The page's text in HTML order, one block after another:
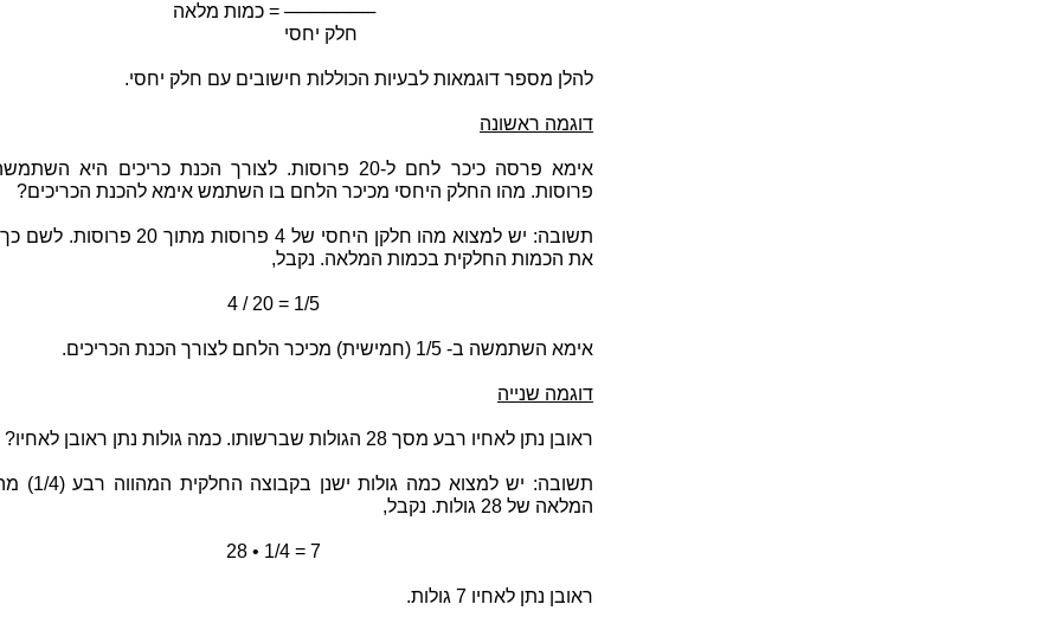
─────── = כמות מלאה
חלק יחסי
להלן מספר דוגמאות לבעיות הכוללות חישובים עם חלק יחסי.
דוגמה ראשונה
פרוסות. מהו החלק היחסי מכיכר הלחם בו השתמש אימא להכנת הכריכים?
תשובה: יש למצוא מהו חלקן היחסי של 4 פרוסות מתוך 20
את הכמות החלקית בכמות המלאה. נקבל,
4 / 20 = 1/5
אימא השתמשה ב- 1/5 (חמישית) מכיכר הלחם לצורך הכנת הכריכים.
דוגמה שנייה
ראובן נתן לאחיו רבע מסך 28 הגולות שברשותו. כמה גולות נתן ראובן לאחיו?
תשובה: יש למצוא כמה
המלאה של 28 גולות. נקבל,
28 • 1/4 = 7
ראובן נתן לאחיו 7 גולות.